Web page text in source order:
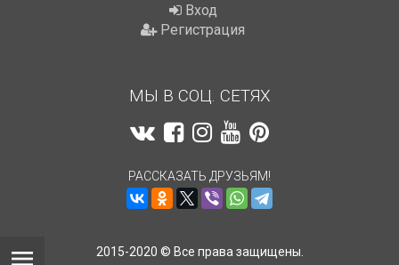
Вход
Регистрация
МЫ В СОЦ. СЕТЯХ
РАССКАЗАТЬ ДРУЗЬЯМ!
2015-2020 © Все права защищены.